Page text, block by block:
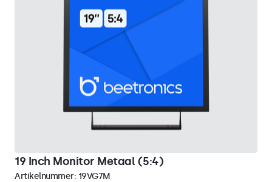
19 Inch Monitor Metaal (5:4)
Artikelnummer: 19VG7M